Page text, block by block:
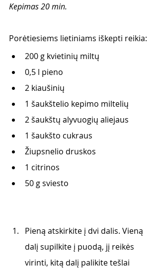
Kepimas 20 min.
Porėtiesiems lietiniams iškepti reikia:
200 g kvietinių miltų
0,5 l pieno
2 kiaušinių
1 šaukštelio kepimo miltelių
2 šaukštų alyvuogių aliejaus
1 šaukšto cukraus
Žiupsnelio druskos
1 citrinos
50 g sviesto
Pieną atskirkite į dvi dalis. Vieną
dalį supilkite į puodą, jį reikės
virinti, kitą dalį palikite tešlai